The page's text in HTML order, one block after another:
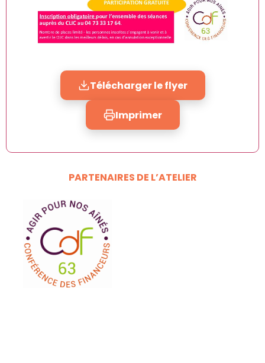
Télécharger le flyer
Imprimer
PARTENAIRES DE L’ATELIER